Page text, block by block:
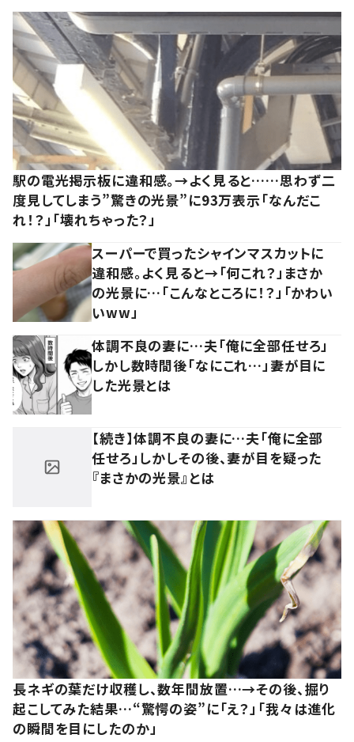
駅の電光掲示板に違和感。→よく見ると……思わず二
度見してしまう”驚きの光景”に93万表示「なんだこ
れ！？」「壊れちゃった？」
スーパーで買ったシャインマスカットに
違和感。よく見ると→「何これ？」まさか
の光景に…「こんなところに！？」「かわい
いww」
体調不良の妻に…夫「俺に全部任せろ」
しかし数時間後「なにこれ…」妻が目に
した光景とは
【続き】体調不良の妻に…夫「俺に全部
任せろ」しかしその後、妻が目を疑った
『まさかの光景』とは
長ネギの葉だけ収穫し、数年間放置…→その後、掘り
起こしてみた結果…“驚愕の姿”に「え？」「我々は進化
の瞬間を目にしたのか」